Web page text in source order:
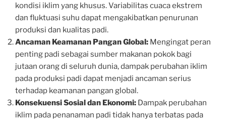
kondisi iklim yang khusus. Variabilitas cuaca ekstrem
dan fluktuasi suhu dapat mengakibatkan penurunan
produksi dan kualitas padi.
Ancaman Keamanan Pangan Global: Mengingat peran
penting padi sebagai sumber makanan pokok bagi
jutaan orang di seluruh dunia, dampak perubahan iklim
pada produksi padi dapat menjadi ancaman serius
terhadap keamanan pangan global.
Konsekuensi Sosial dan Ekonomi: Dampak perubahan
iklim pada penanaman padi tidak hanya terbatas pada